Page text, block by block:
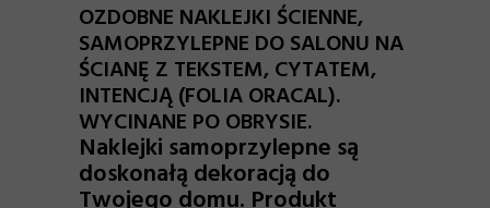
OZDOBNE NAKLEJKI ŚCIENNE,
SAMOPRZYLEPNE DO SALONU NA
ŚCIANĘ Z TEKSTEM, CYTATEM,
INTENCJĄ (FOLIA ORACAL).
WYCINANE PO OBRYSIE.
Naklejki samoprzylepne są
doskonałą dekoracją do